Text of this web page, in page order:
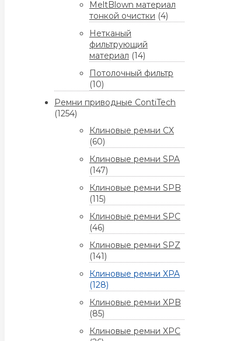
MeltBlown материал
тонкой очистки (4)
Нетканый
фильтрующий
материал (14)
Потолочный фильтр
(10)
Ремни приводные ContiTech
(1254)
Клиновые ремни CX
(60)
Клиновые ремни SPA
(147)
Клиновые ремни SPB
(115)
Клиновые ремни SPC
(46)
Клиновые ремни SPZ
(141)
Клиновые ремни XPA
(128)
Клиновые ремни XPB
(85)
Клиновые ремни XPC